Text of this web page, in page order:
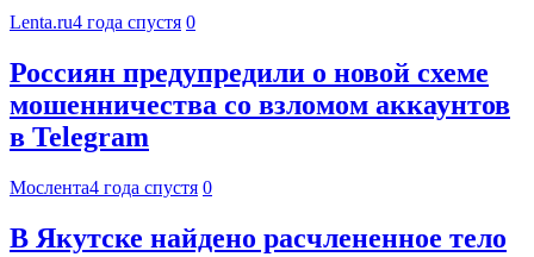
Lenta.ru4 года спустя 0
Россиян предупредили о новой схеме
мошенничества со взломом аккаунтов
в Telegram
Мослента4 года спустя 0
В Якутске найдено расчлененное тело